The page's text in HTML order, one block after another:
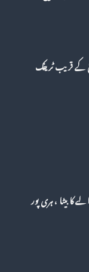
کے قریب ٹریفک
بیٹا ، ہری پور